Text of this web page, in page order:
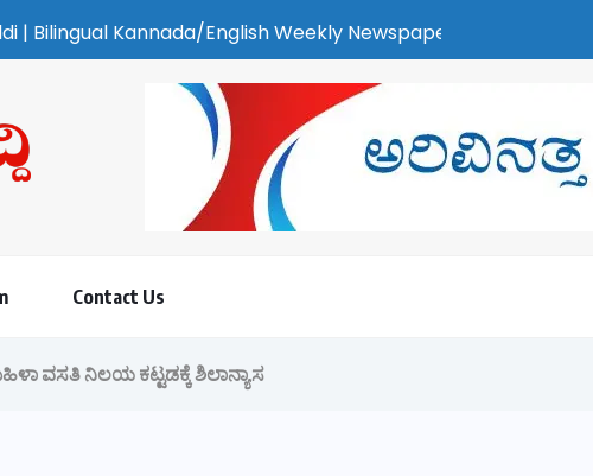
English Weekly Newspaper | ಕರಾವಳಿ ಸುದ್ದಿ - ಅರವಿನತ್ತ ನಮ್ಮ ಚಿತ್ತ
Contact Us
ವಸತಿ ನಿಲಯ ಕಟ್ಟಡಕ್ಕೆ ಶಿಲಾನ್ಯಾಸ